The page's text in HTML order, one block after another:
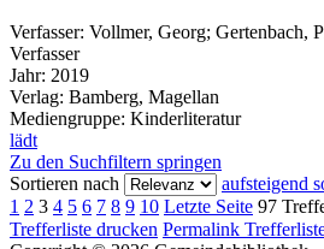
Verfasser: Vollmer, Georg; Gertenbach,
Verfasser
Jahr: 2019
Verlag: Bamberg, Magellan
Mediengruppe: Kinderliteratur
lädt
Zu den Suchfiltern springen
Sortieren nach
aufsteigend
1 2 3 4 5 6 7 8 9 10 Letzte Seite 97
Trefferliste drucken Permalink